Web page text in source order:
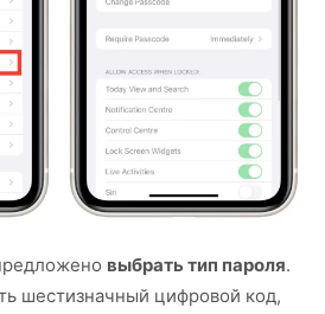
выбрать тип пароля.
шестизначный цифровой код,